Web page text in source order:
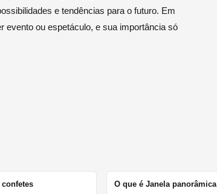
e tendências para o futuro. Em
evento ou espetáculo, e sua importância só
O que é Janela panorâmica